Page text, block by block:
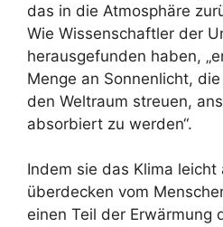
das in die Atmosphäre
Wie Wissenschaftler der
herausgefunden haben,
Menge an Sonnenlicht,
den Weltraum streuen,
absorbiert zu werden“.
Indem sie das Klima leicht
überdecken vom
einen Teil der Erwärmung